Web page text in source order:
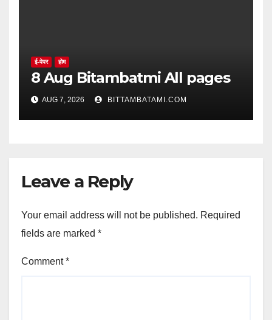
ई-पेपर होम
8 Aug Bitambatmi All pages
AUG 7, 2026 BITTAMBATAMI.COM
Leave a Reply
Your email address will not be published. Required
fields are marked *
Comment*